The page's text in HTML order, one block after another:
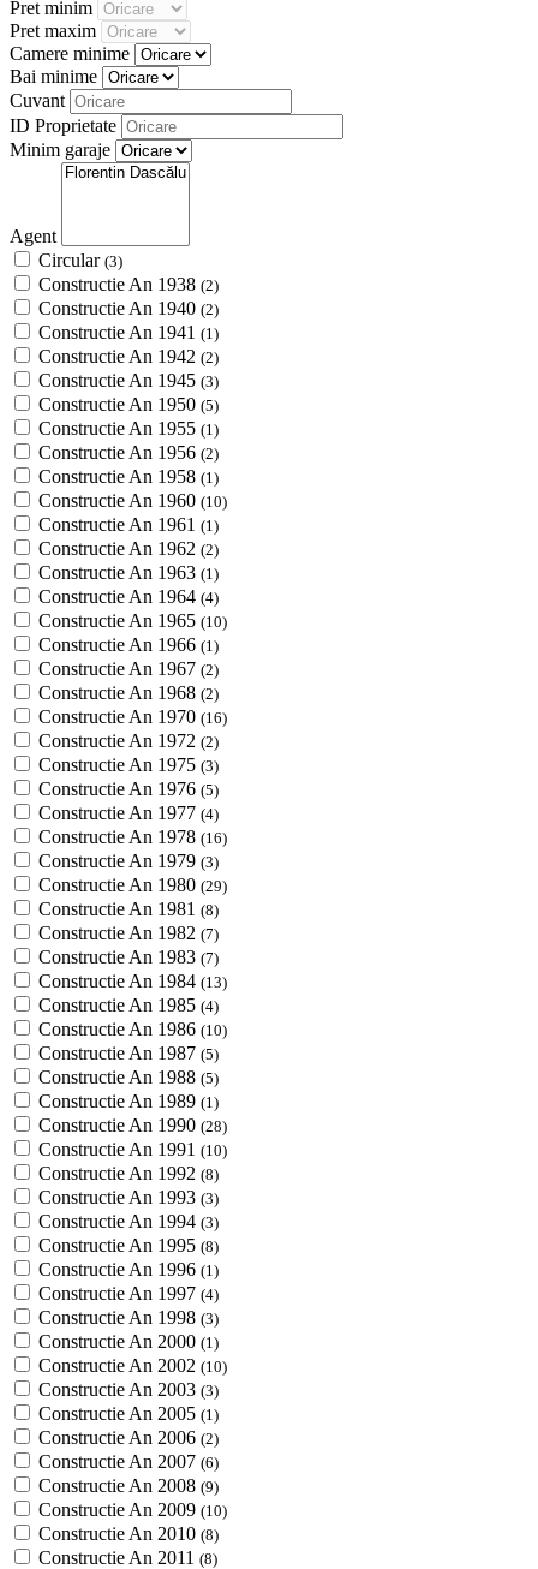
Pret minim
Pret maxim
Camere minime
Bai minime
Cuvant
ID Proprietate
Minim garaje
Agent
Circular (3)
Constructie An 1938 (2)
Constructie An 1940 (2)
Constructie An 1941 (1)
Constructie An 1942 (2)
Constructie An 1945 (3)
Constructie An 1950 (5)
Constructie An 1955 (1)
Constructie An 1956 (2)
Constructie An 1958 (1)
Constructie An 1960 (10)
Constructie An 1961 (1)
Constructie An 1962 (2)
Constructie An 1963 (1)
Constructie An 1964 (4)
Constructie An 1965 (10)
Constructie An 1966 (1)
Constructie An 1967 (2)
Constructie An 1968 (2)
Constructie An 1970 (16)
Constructie An 1972 (2)
Constructie An 1975 (3)
Constructie An 1976 (5)
Constructie An 1977 (4)
Constructie An 1978 (16)
Constructie An 1979 (3)
Constructie An 1980 (29)
Constructie An 1981 (8)
Constructie An 1982 (7)
Constructie An 1983 (7)
Constructie An 1984 (13)
Constructie An 1985 (4)
Constructie An 1986 (10)
Constructie An 1987 (5)
Constructie An 1988 (5)
Constructie An 1989 (1)
Constructie An 1990 (28)
Constructie An 1991 (10)
Constructie An 1992 (8)
Constructie An 1993 (3)
Constructie An 1994 (3)
Constructie An 1995 (8)
Constructie An 1996 (1)
Constructie An 1997 (4)
Constructie An 1998 (3)
Constructie An 2000 (1)
Constructie An 2002 (10)
Constructie An 2003 (3)
Constructie An 2005 (1)
Constructie An 2006 (2)
Constructie An 2007 (6)
Constructie An 2008 (9)
Constructie An 2009 (10)
Constructie An 2010 (8)
Constructie An 2011 (8)